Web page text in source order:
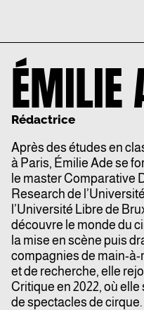
ÉMILIE
Rédactrice
Après des études en
à Paris, Émilie Ade se
le master Comparative
Research de
l’Université Libre de
découvre le monde du
la mise en scène puis
compagnies de main-à-
et de recherche, elle
Critique en 2022, où
de spectacles de cirque.